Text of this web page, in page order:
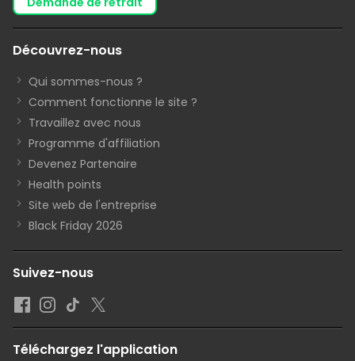
Découvrez-nous
Qui sommes-nous ?
Comment fonctionne le site ?
Travaillez avec nous
Programme d'affiliation
Devenez Partenaire
Health points
Site web de l'entreprise
Black Friday 2026
Suivez-nous
Téléchargez l'application